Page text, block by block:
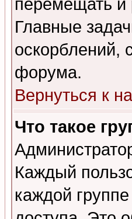
перемещать и
Главные
оскорблений,
форума.
Вернуться к
Что такое
Каждый
каждой